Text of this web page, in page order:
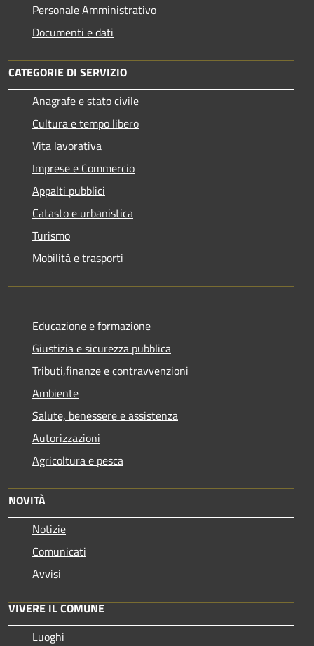
Personale Amministrativo
Documenti e dati
CATEGORIE DI SERVIZIO
Anagrafe e stato civile
Cultura e tempo libero
Vita lavorativa
Imprese e Commercio
Appalti pubblici
Catasto e urbanistica
Turismo
Mobilità e trasporti
Educazione e formazione
Giustizia e sicurezza pubblica
Tributi,finanze e contravvenzioni
Ambiente
Salute, benessere e assistenza
Autorizzazioni
Agricoltura e pesca
NOVITÀ
Notizie
Comunicati
Avvisi
VIVERE IL COMUNE
Luoghi